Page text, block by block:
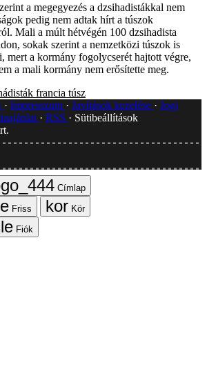
a megegyezés a dzsihadistákkal nem
pedig nem adtak hírt a túszok
Mali a múlt hétvégén 100 dzsihadista
sokak szerint a nemzetközi túszok is
mert a kormány fogolycserét hajtott végre,
a mali kormány nem erősítette meg.
francia túsz
Impresszum Javítások kezelése
Jogi
RSS
Sütibeállítások
Címlap
Friss
Kör
Fiók